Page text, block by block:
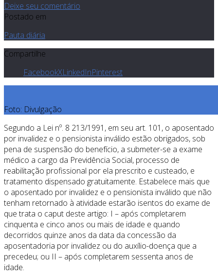
Deixe seu comentário
Postado em
Pauta diária
Compartilhe
FacebookXLinkedInPinterest
Foto: Divulgação
Segundo a Lei nº. 8 213/1991, em seu art. 101, o aposentado
por invalidez e o pensionista inválido estão obrigados, sob
pena de suspensão do benefício, a submeter-se a exame
médico a cargo da Previdência Social, processo de
reabilitação profissional por ela prescrito e custeado, e
tratamento dispensado gratuitamente. Estabelece mais que
o aposentado por invalidez e o pensionista inválido que não
tenham retornado à atividade estarão isentos do exame de
que trata o caput deste artigo: I – após completarem
cinquenta e cinco anos ou mais de idade e quando
decorridos quinze anos da data da concessão da
aposentadoria por invalidez ou do auxílio-doença que a
precedeu; ou II – após completarem sessenta anos de
idade.